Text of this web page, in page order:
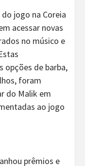
jogo na Coreia
acessar novas
no músico e
opções de barba,
foram
do Malik em
ao jogo
prêmios e